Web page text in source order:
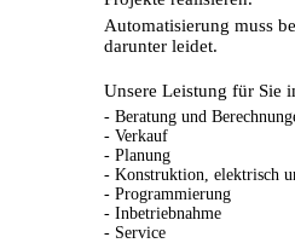
Automatisierung muss
darunter leidet.
Unsere Leistung für Sie
- Beratung und
- Verkauf
- Planung
- Konstruktion, elektrisch
- Programmierung
- Inbetriebnahme
- Service